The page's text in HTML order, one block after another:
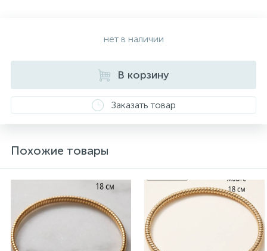
указанием всех параметров.*Цвета изделий на
реальных из-за особенностей цветопередачи
нет в наличии
В корзину
Заказать товар
Похожие товары